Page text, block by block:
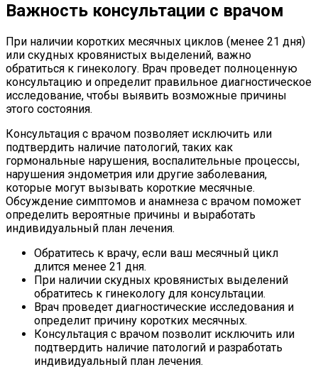
Важность консультации с врачом
При наличии коротких месячных циклов (менее 21 дня)
или скудных кровянистых выделений, важно
обратиться к гинекологу. Врач проведет полноценную
консультацию и определит правильное диагностическое
исследование, чтобы выявить возможные причины
этого состояния.
Консультация с врачом позволяет исключить или
подтвердить наличие патологий, таких как
гормональные нарушения, воспалительные процессы,
нарушения эндометрия или другие заболевания,
которые могут вызывать короткие месячные.
Обсуждение симптомов и анамнеза с врачом поможет
определить вероятные причины и выработать
индивидуальный план лечения.
Обратитесь к врачу, если ваш месячный цикл
длится менее 21 дня.
При наличии скудных кровянистых выделений
обратитесь к гинекологу для консультации.
Врач проведет диагностические исследования и
определит причину коротких месячных.
Консультация с врачом позволит исключить или
подтвердить наличие патологий и разработать
индивидуальный план лечения.